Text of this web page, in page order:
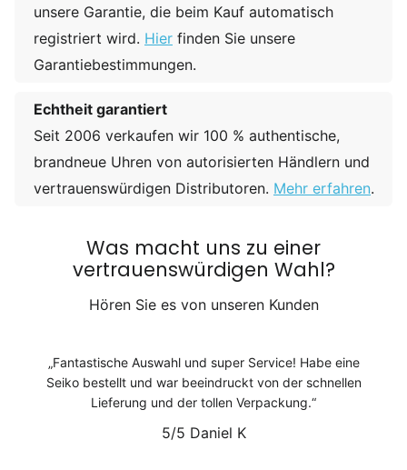
unsere Garantie, die beim Kauf automatisch
registriert wird. Hier finden Sie unsere
Garantiebestimmungen.
Echtheit garantiert
Seit 2006 verkaufen wir 100 % authentische,
brandneue Uhren von autorisierten Händlern und
vertrauenswürdigen Distributoren. Mehr erfahren.
Was macht uns zu einer
vertrauenswürdigen Wahl?
Hören Sie es von unseren Kunden
Fantastische Auswahl und super Service! Habe eine
Seiko bestellt und war beeindruckt von der schnellen
Lieferung und der tollen Verpackung.
5/5 Daniel K